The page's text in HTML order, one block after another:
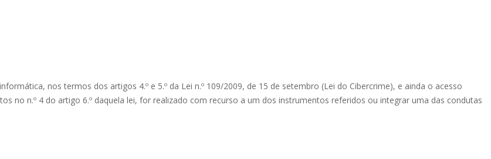
nos termos dos artigos 4.º e 5.º da Lei n.º 109/2009, de 15 de setembro (Lei do Cibercrime), e ainda o acesso
no n.º 4 do artigo 6.º daquela lei, for realizado com recurso a um dos instrumentos referidos ou integrar uma das condutas